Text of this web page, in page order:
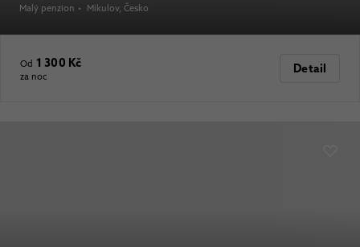
Malý penzion • Mikulov, Česko
Od 1 300 Kč
za noc
Detail